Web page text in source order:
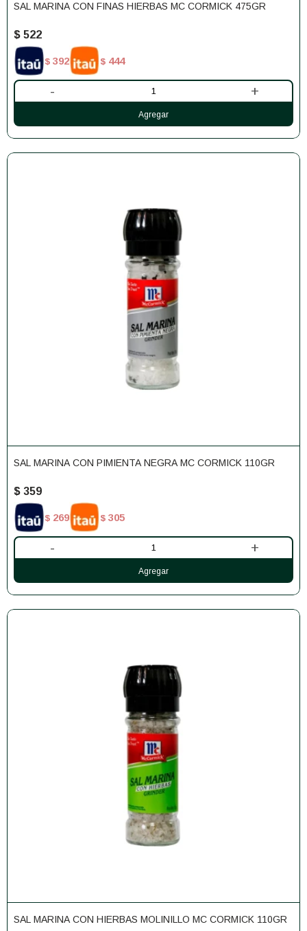
SAL MARINA CON FINAS HIERBAS MC CORMICK 475GR
$ 522
$ 392 $ 444
- +
SAL MARINA CON PIMIENTA NEGRA MC CORMICK 110GR
$ 359
$ 269 $ 305
- +
SAL MARINA CON HIERBAS MOLINILLO MC CORMICK 110GR